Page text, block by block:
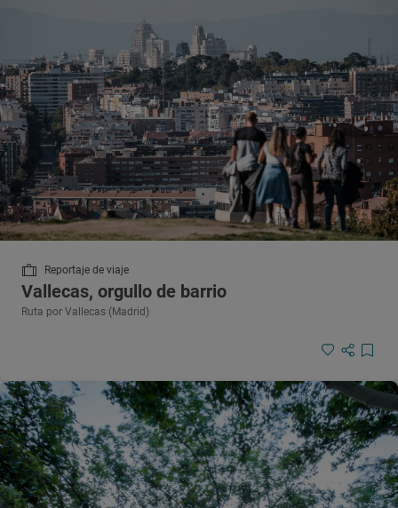
Reportaje de viaje
Vallecas, orgullo de barrio
Ruta por Vallecas (Madrid)